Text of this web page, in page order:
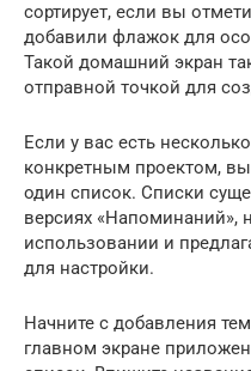
сортирует, если вы
добавили флажок для
Такой домашний экран
отправной точкой для
Если у вас есть
конкретным проектом,
один список. Списки
версиях «Напоминаний»,
использовании и
для настройки.
Начните с добавления
главном экране